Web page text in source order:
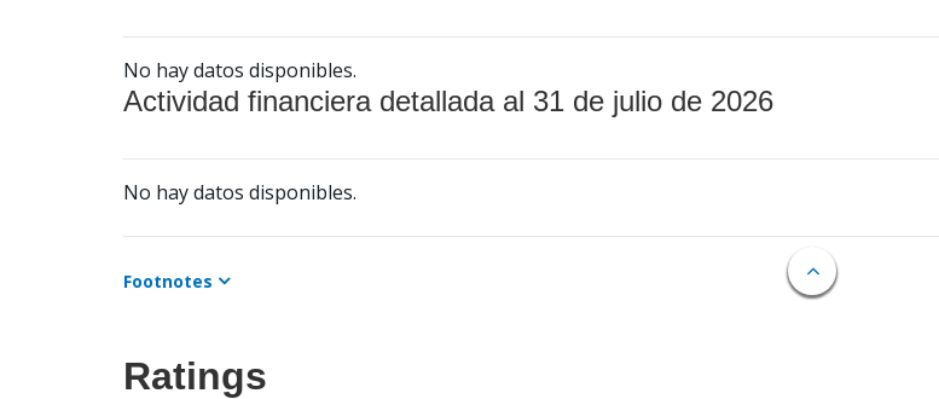
No hay datos disponibles.
Actividad financiera detallada al 31 de julio de 2026
No hay datos disponibles.
Footnotes
Ratings